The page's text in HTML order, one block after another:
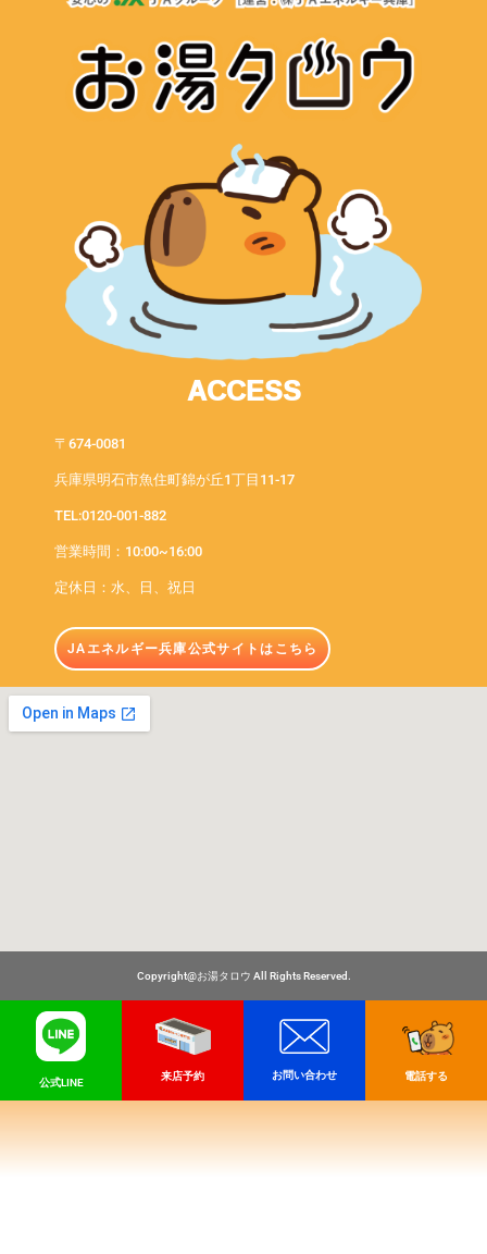
ACCESS
〒674-0081
兵庫県明石市魚住町錦が丘1丁目11-17
TEL:0120-001-882
営業時間：10:00~16:00
定休日：水、日、祝日
JAエネルギー兵庫公式サイトはこちら
Copyright@お湯タロウ All Rights Reserved.
公式LINE
来店予約 お問い合わせ 電話する